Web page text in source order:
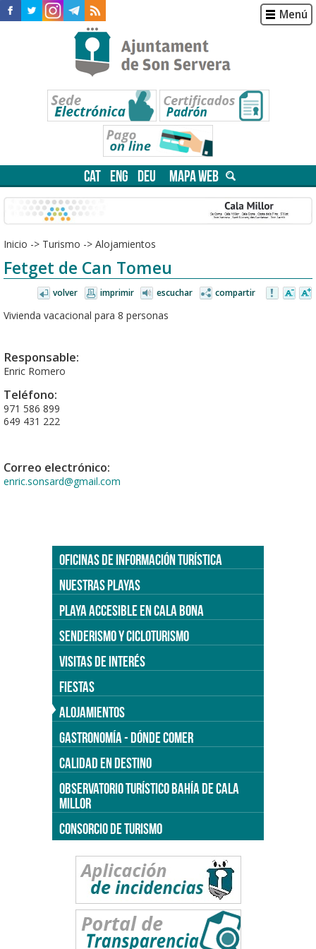
Menú
CAT ENG DEU MAPA WEB
Inicio -> Turismo -> Alojamientos
Fetget de Can Tomeu
volver imprimir escuchar compartir
Vivienda vacacional para 8 personas
Responsable:
Enric Romero
Teléfono:
971 586 899
649 431 222
Correo electrónico:
enric.sonsard@gmail.com
OFICINAS DE INFORMACIÓN TURÍSTICA
NUESTRAS PLAYAS
PLAYA ACCESIBLE EN CALA BONA
SENDERISMO Y CICLOTURISMO
VISITAS DE INTERÉS
FIESTAS
ALOJAMIENTOS
GASTRONOMÍA - DÓNDE COMER
CALIDAD EN DESTINO
OBSERVATORIO TURÍSTICO BAHÍA DE CALA
MILLOR
CONSORCIO DE TURISMO